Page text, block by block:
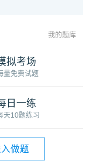
我的题库
拟考场
量免费试题
日一练
天10题练习
做题